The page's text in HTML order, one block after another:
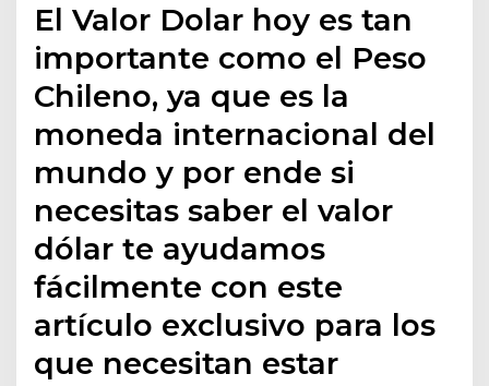
El Valor Dolar hoy es tan
importante como el Peso
Chileno, ya que es la
moneda internacional del
mundo y por ende si
necesitas saber el valor
dólar te ayudamos
fácilmente con este
artículo exclusivo para los
que necesitan estar